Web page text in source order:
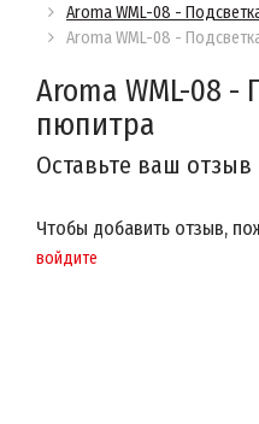
Aroma WML-08 -
Aroma WML-08 -
Aroma WML-08 -
пюпитра
Оставьте ваш
Чтобы добавить отзыв,
войдите